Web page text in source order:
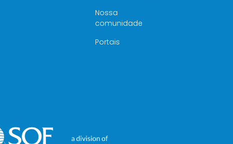
Nossa
comunidade
Portais